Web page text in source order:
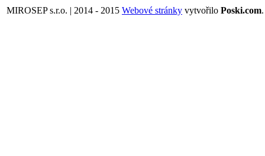
MIROSEP s.r.o. | 2014 - 2015 Webové stránky vytvořilo Poski.com